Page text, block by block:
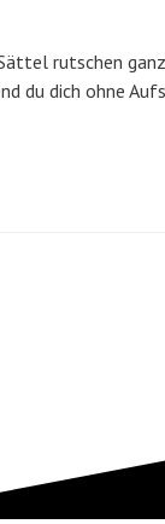
rutschen
du dich ohne